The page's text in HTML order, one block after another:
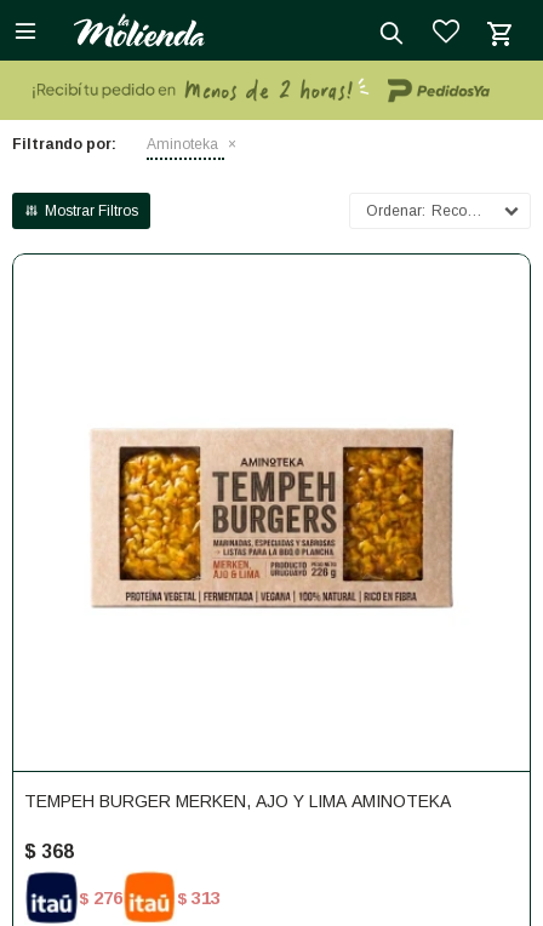

Filtrando por: Aminoteka
Recomendados
TEMPEH BURGER MERKEN, AJO Y LIMA AMINOTEKA
$ 368
$ 276 $ 313